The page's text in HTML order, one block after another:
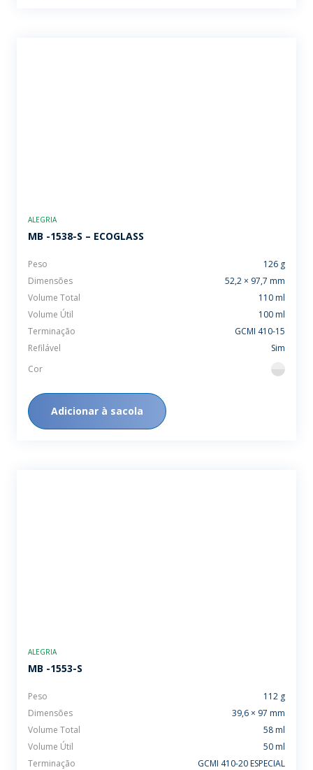
ALEGRIA
MB -1538-S – ECOGLASS
Peso
126 g
Dimensões
52,2 × 97,7 mm
Volume Total
110 ml
Volume Útil
100 ml
Terminação
GCMI 410-15
Refilável
Sim
Cor
flint
Adicionar à sacola
ALEGRIA
MB -1553-S
Peso
112 g
Dimensões
39,6 × 97 mm
Volume Total
58 ml
Volume Útil
50 ml
Terminação
GCMI 410-20 ESPECIAL